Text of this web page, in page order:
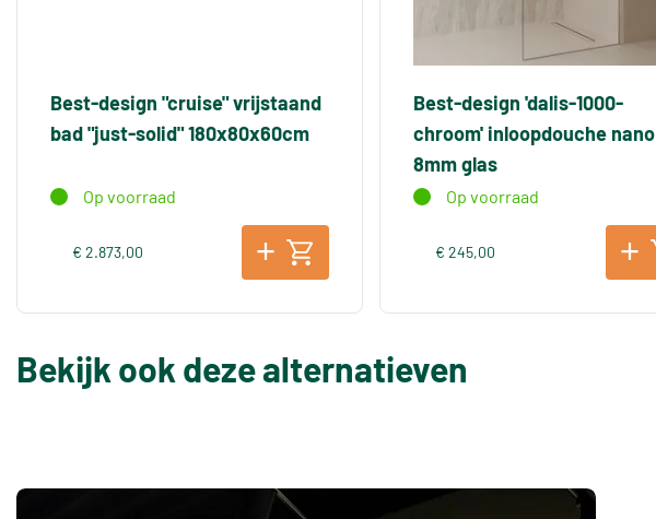
Best-design "cruise" vrijstaand
bad "just-solid" 180x80x60cm
Op voorraad
€ 2.873,00
Best-design 'dalis-1000-
chroom' inloopdouche nano
8mm glas
Op voorraad
€ 245,00
Bekijk ook deze alternatieven